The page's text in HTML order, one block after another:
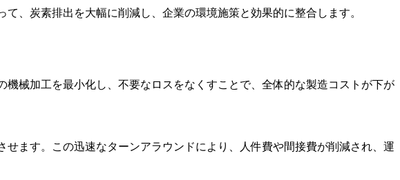
、炭素排出を大幅に削減し、企業の環境施策と効果的に整合します。
械加工を最小化し、不要なロスをなくすことで、全体的な製造コストが下が
ます。この迅速なターンアラウンドにより、人件費や間接費が削減され、運